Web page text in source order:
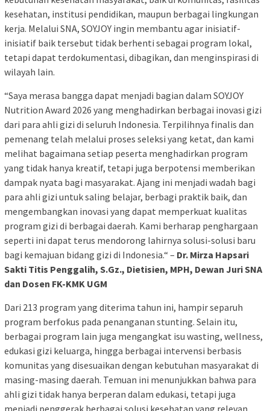
kesehatan, institusi pendidikan, maupun berbagai lingkungan
kerja. Melalui SNA, SOYJOY ingin membantu agar inisiatif-
inisiatif baik tersebut tidak berhenti sebagai program lokal,
tetapi dapat terdokumentasi, dibagikan, dan menginspirasi di
wilayah lain.
“Saya merasa bangga dapat menjadi bagian dalam SOYJOY
Nutrition Award 2026 yang menghadirkan berbagai inovasi gizi
dari para ahli gizi di seluruh Indonesia. Terpilihnya finalis dan
pemenang telah melalui proses seleksi yang ketat, dan kami
melihat bagaimana setiap peserta menghadirkan program
yang tidak hanya kreatif, tetapi juga berpotensi memberikan
dampak nyata bagi masyarakat. Ajang ini menjadi wadah bagi
para ahli gizi untuk saling belajar, berbagi praktik baik, dan
mengembangkan inovasi yang dapat memperkuat kualitas
program gizi di berbagai daerah. Kami berharap penghargaan
seperti ini dapat terus mendorong lahirnya solusi-solusi baru
bagi kemajuan bidang gizi di Indonesia.“ – Dr. Mirza Hapsari
Sakti Titis Penggalih, S.Gz., Dietisien, MPH, Dewan Juri SNA
dan Dosen FK-KMK UGM
Dari 213 program yang diterima tahun ini, hampir separuh
program berfokus pada penanganan stunting. Selain itu,
berbagai program lain juga mengangkat isu wasting, wellness,
edukasi gizi keluarga, hingga berbagai intervensi berbasis
komunitas yang disesuaikan dengan kebutuhan masyarakat di
masing-masing daerah. Temuan ini menunjukkan bahwa para
ahli gizi tidak hanya berperan dalam edukasi, tetapi juga